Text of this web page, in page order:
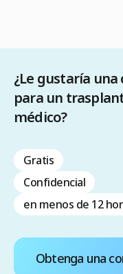
¿Le gustaría
para un
médico?
Gratis
Confidencial
en menos de 12
Obtenga una